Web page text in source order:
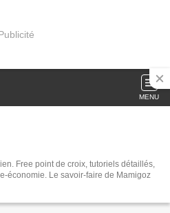
MENU
Free point de croix, tutoriels détaillés,
économie. Le savoir-faire de Mamigoz